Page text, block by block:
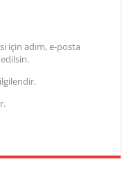
için adım, e-posta